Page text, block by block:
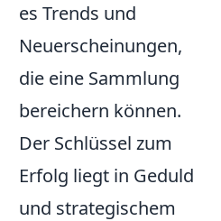
es Trends und
Neuerscheinungen,
die eine Sammlung
bereichern können.
Der Schlüssel zum
Erfolg liegt in Geduld
und strategischem